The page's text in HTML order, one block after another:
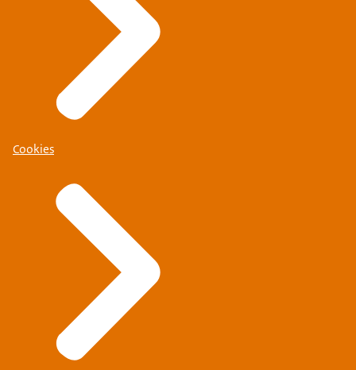
Cookies